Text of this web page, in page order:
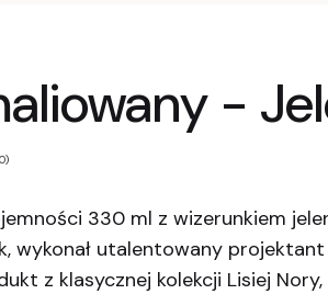
-
330 ml z wizerunkiem
wykonał utalentowany
z klasycznej kolekcji Lisiej Nory,